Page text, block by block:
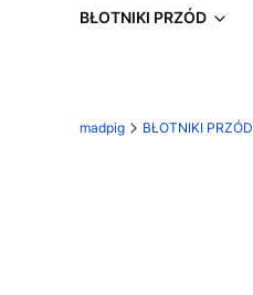
BŁOTNIKI PRZÓD
madpig BŁOTNIKI PRZÓD